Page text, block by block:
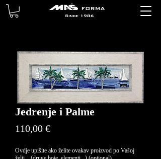
Jedrenje i Palme
110,00 €Price
Ovdje upišite ako želite ovakav proizvod po Vašoj